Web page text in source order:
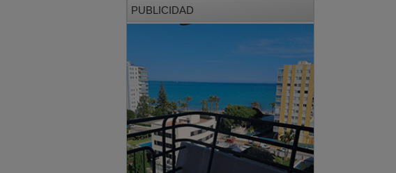
PUBLICIDAD